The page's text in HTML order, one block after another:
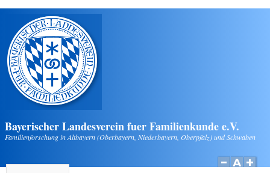
Direkt zum Inhalt
Bayerischer Landesverein fuer Familienkunde e.V.
Familienforschung in Altbayern (Oberbayern, Niederbayern, Oberpfalz) und Schwaben